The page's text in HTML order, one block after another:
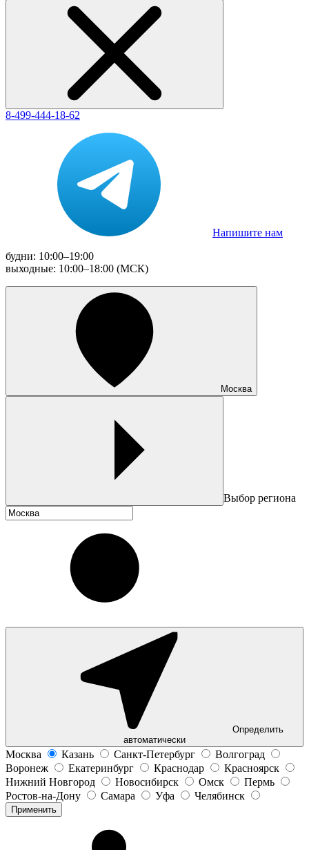
8-499-444-18-62
Напишите нам
будни: 10:00–19:00
выходные: 10:00–18:00 (МСК)
Москва
Выбор региона
Определить
автоматически
Москва Казань Санкт-Петербург
Волгоград
Воронеж
Екатеринбург Краснодар
Красноярск
Нижний Новгород
Новосибирск Омск
Пермь
Ростов-на-Дону
Самара Уфа Челябинск
Применить